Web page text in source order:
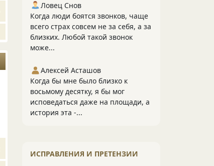
Ловец Снов
Когда люди боятся звонков, чаще
всего страх совсем не за себя, а за
близких. Любой такой звонок
може...
Алексей Асташов
Когда бы мне было близко к
восьмому десятку, я бы мог
исповедаться даже на площади, а
история эта -...
ИСПРАВЛЕНИЯ И ПРЕТЕНЗИИ